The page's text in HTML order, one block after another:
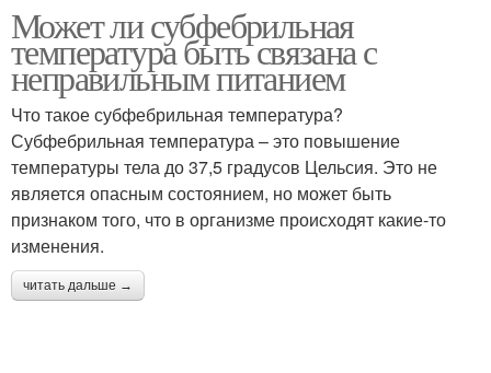
Может ли субфебрильная
температура быть связана с
неправильным питанием
Что такое субфебрильная температура?
Субфебрильная температура – это повышение
температуры тела до 37,5 градусов Цельсия. Это не
является опасным состоянием, но может быть
признаком того, что в организме происходят какие-то
изменения.
читать дальше →